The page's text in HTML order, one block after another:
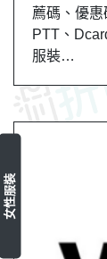
薦碼、優惠
PTT、
服裝…
女性服裝